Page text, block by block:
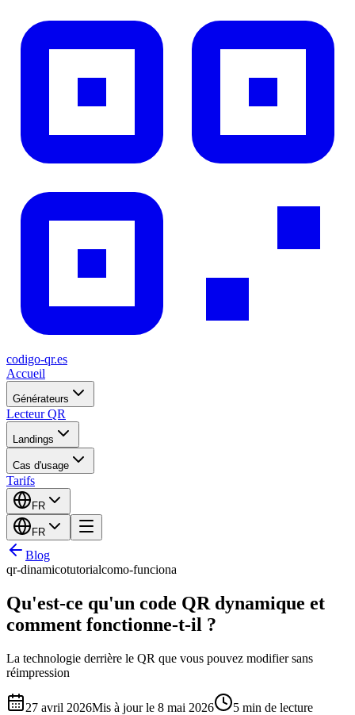
codigo-qr.es
Accueil
Générateurs
Lecteur QR
Landings
Cas d'usage
Tarifs
FR
FR
Blog
qr-dinamicotutorialcomo-funciona
Qu'est-ce qu'un code QR dynamique et
comment fonctionne-t-il ?
La technologie derrière le QR que vous pouvez modifier sans
réimpression
27 avril 2026Mis à jour le 8 mai 2026
5 min de lecture